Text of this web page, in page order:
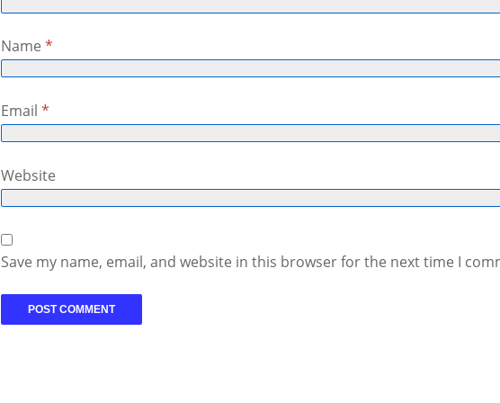
Name*
Email*
Website
Save my name, email, and website in this browser for the next time I